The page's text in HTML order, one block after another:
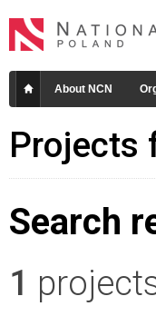
About NCN
Projects
Search
1